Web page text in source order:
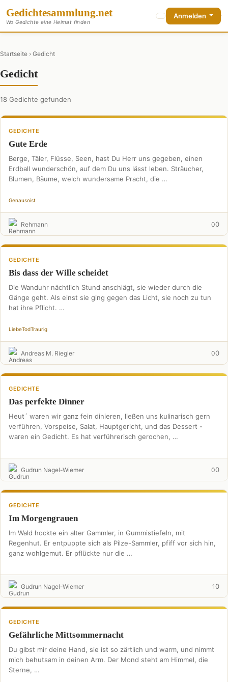
Gedichtesammlung.net
Wo Gedichte eine Heimat finden
Anmelden
Startseite › Gedicht
Gedicht
18 Gedichte gefunden
GEDICHTE
Gute Erde
Berge, Täler, Flüsse, Seen, hast Du Herr uns gegeben, einen
Erdball wunderschön, auf dem Du uns lässt leben. Sträucher,
Blumen, Bäume, welch wundersame Pracht, die …
Genausoist
Rehmann 00
GEDICHTE
Bis dass der Wille scheidet
Die Wanduhr nächtlich Stund anschlägt, sie wieder durch die
Gänge geht. Als einst sie ging gegen das Licht, sie noch zu tun
hat ihre Pflicht. …
LiebeTodTraurig
Andreas M. Riegler 00
GEDICHTE
Das perfekte Dinner
Heut´ waren wir ganz fein dinieren, ließen uns kulinarisch gern
verführen, Vorspeise, Salat, Hauptgericht, und das Dessert -
waren ein Gedicht. Es hat verführerisch gerochen, …
Gudrun Nagel-Wiemer 00
GEDICHTE
Im Morgengrauen
Im Wald hockte ein alter Gammler, in Gummistiefeln, mit
Regenhut. Er entpuppte sich als Pilze-Sammler, pfiff vor sich hin,
ganz wohlgemut. Er pflückte nur die …
Gudrun Nagel-Wiemer 10
GEDICHTE
Gefährliche Mittsommernacht
Du gibst mir deine Hand, sie ist so zärtlich und warm, und nimmt
mich behutsam in deinen Arm. Der Mond steht am Himmel, die
Sterne, …